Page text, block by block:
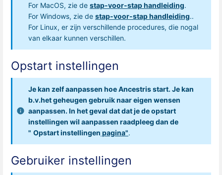
For MacOS, zie de stap-voor-stap handleiding.
For Windows, zie de stap-voor-stap handleiding..
For Linux, er zijn verschillende procedures, die nogal
van elkaar kunnen verschillen.
Opstart instellingen
Je kan zelf aanpassen hoe Ancestris start. Je kan
b.v.het geheugen gebruik naar eigen wensen
aanpassen. In het geval dat dat je de opstart
instellingen wil aanpassen raadpleeg dan de
" Opstart instellingen pagina".
Gebruiker instellingen